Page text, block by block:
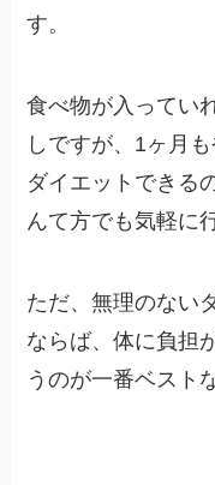
す。
食べ物が入ってい
しですが、1ヶ月
ダイエットできる
んて方でも気軽に
ただ、無理のない
ならば、体に負担
うのが一番ベスト